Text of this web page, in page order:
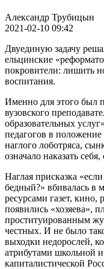
Александр Трубицын
2021-02-10 09:42
Двуединую задачу
ельцинские
покровители: лишить
воспитания.
Именно для этого был
вузовского
образовательных
педагогов в
наглого лоботряса,
означало наказать
Наглая присказка
бедный?» вбивалась в
ресурсами газет, кино,
появились «хозяева»,
проституированным
честных. И не было
выходки недорослей,
атрибутами школьной
капиталистической